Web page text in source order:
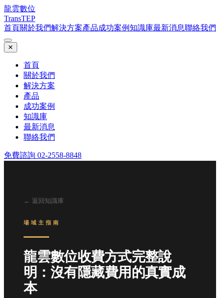
龍雲數位
TransTEP
首頁關於我們解決方案產品成功案例知識庫最新消息聯絡我們
✕
首頁
關於我們
解決方案
產品
成功案例
知識庫
最新消息
聯絡我們
免費諮詢 02-2558-8848
← 返回知識庫
場域主指南
龍雲數位收費方式完整說
明：沒有隱藏費用的真實成
本